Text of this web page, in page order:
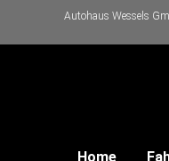
Autohaus Wessels
Home